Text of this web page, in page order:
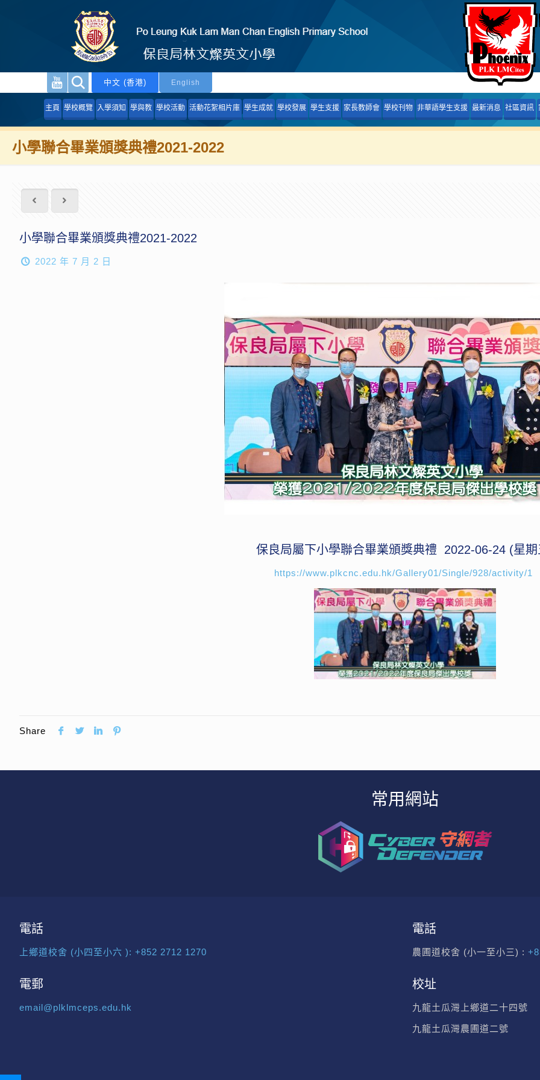
中文 (香港) English
主頁 學校概覽 入學須知 學與教 學校活動 活動花絮相片庫 學生成就 學校發展 學生支援 家長教師會 學校刊物 非華語學生支援 最新消息 社區資訊
小學聯合畢業頒獎典禮2021-2022
小學聯合畢業頒獎典禮2021-2022
2022 年 7 月 2 日
保良局屬下小學聯合畢業頒獎典禮 2022-06-24 (星
https://www.plkcnc.edu.hk/Gallery01/Single/928/activity/1
Share
常用網站
電話
上鄉道校舍 (小四至小六 ): +852 2712 1270
電郵
email@plklmceps.edu.hk
電話
農圃道校舍 (小一至小三) :
校址
九龍土瓜灣上鄉道二十四號
九龍土瓜灣農圃道二號